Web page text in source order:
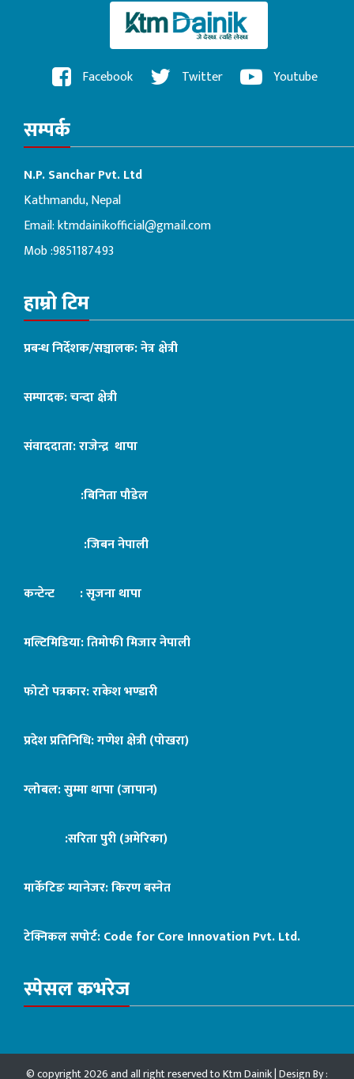
Facebook Twitter Youtube
सम्पर्क
N.P. Sanchar Pvt. Ltd
Kathmandu, Nepal
Email:ktmdainikofficial@gmail.com
Mob :9851187493
हाम्रो टिम
प्रबन्ध निर्देशक/सञ्चालक: नेत्र क्षेत्री
सम्पादक: चन्दा क्षेत्री
संवाददाता: राजेन्द्र थापा
:बिनिता पौडेल
:जिबन नेपाली
कन्टेन्ट : सृजना थापा
मल्टिमिडिया: तिमोफी मिजार नेपाली
फोटो पत्रकार: राकेश भण्डारी
प्रदेश प्रतिनिधि: गणेश क्षेत्री (पोखरा)
ग्लोबल: सुम्मा थापा (जापान)
:सरिता पुरी (अमेरिका)
मार्केटिङ म्यानेजर: किरण बस्नेत
टेक्निकल सपोर्ट:Code for Core Innovation Pvt. Ltd.
स्पेसल कभरेज
© copyright 2026 and all right reserved to Ktm Dainik | Design By :